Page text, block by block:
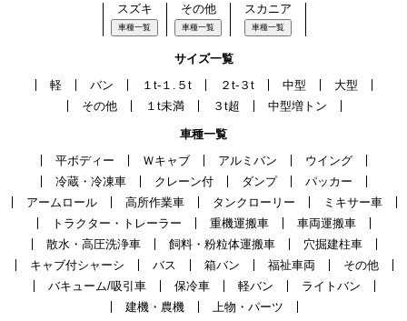
スズキ
車種一覧
その他
車種一覧
スカニア
車種一覧
サイズ一覧
軽
バン １t-１.５t ２t-３t 中型
大型
その他
１t未満 ３t超 中型増トン
車種一覧
平ボディー
Ｗキャブ アルミバン
ウイング
冷蔵・冷凍車
クレーン付 ダンプ
パッカー
アームロール
高所作業車 タンクローリー
ミキサー車
トラクター・トレーラー
重機運搬車
車両運搬車
散水・高圧洗浄車
飼料・粉粒体運搬車
穴掘建柱車
キャブ付シャーシ
バス 箱バン 福祉車両
その他
バキューム/吸引車
保冷車 軽バン
ライトバン
建機・農機
上物・パーツ